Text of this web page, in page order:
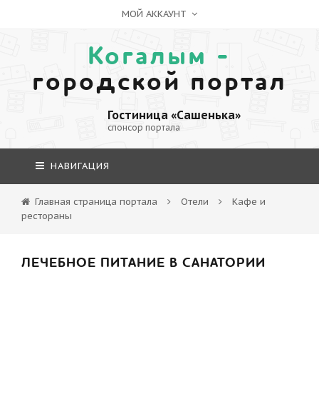
МОЙ АККАУНТ
Когалым -
городской портал
Гостиница «Сашенька»
спонсор портала
НАВИГАЦИЯ
Главная страница портала Отели
Кафе и
рестораны
ЛЕЧЕБНОЕ ПИТАНИЕ В САНАТОРИИ